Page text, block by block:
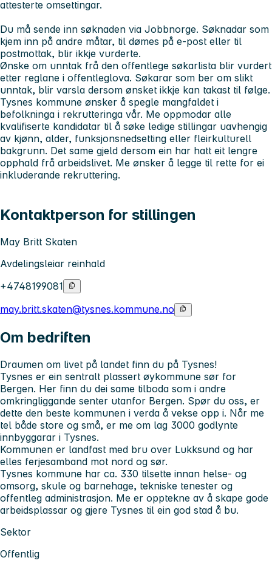
attesterte omsettingar.
Du må sende inn søknaden via Jobbnorge. Søknadar som
kjem inn på andre måtar, til dømes på e‑post eller til
postmottak, blir ikkje vurderte.
Ønske om unntak frå den offentlege søkarlista blir vurdert
etter reglane i offentleglova. Søkarar som ber om slikt
unntak, blir varsla dersom ønsket ikkje kan takast til følge.
Tysnes kommune ønsker å spegle mangfaldet i
befolkninga i rekrutteringa vår. Me oppmodar alle
kvalifiserte kandidatar til å søke ledige stillingar uavhengig
av kjønn, alder, funksjonsnedsetting eller fleirkulturell
bakgrunn. Det same gjeld dersom ein har hatt eit lengre
opphald frå arbeidslivet. Me ønsker å legge til rette for ei
inkluderande rekruttering.
Kontaktperson for stillingen
May Britt Skaten
Avdelingsleiar reinhald
+4748199081
may.britt.skaten@tysnes.kommune.no
Om bedriften
Draumen om livet på landet finn du på Tysnes!
Tysnes er ein sentralt plassert øykommune sør for
Bergen. Her finn du dei same tilboda som i andre
omkringliggande senter utanfor Bergen. Spør du oss, er
dette den beste kommunen i verda å vekse opp i. Når me
tel både store og små, er me om lag 3000 godlynte
innbyggarar i Tysnes.
Kommunen er landfast med bru over Lukksund og har
elles ferjesamband mot nord og sør.
Tysnes kommune har ca. 330 tilsette innan helse- og
omsorg, skule og barnehage, tekniske tenester og
offentleg administrasjon. Me er opptekne av å skape gode
arbeidsplassar og gjere Tysnes til ein god stad å bu.
Sektor
Offentlig